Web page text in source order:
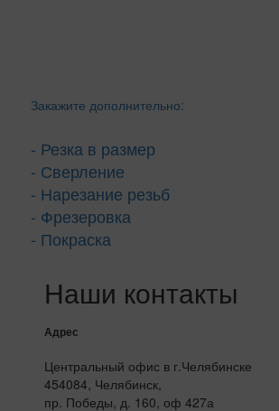
Закажите дополнительно:
- Резка в размер
- Сверление
- Нарезание резьб
- Фрезеровка
- Покраска
Наши контакты
Адрес
Центральный офис в г.Челябинске
454084, Челябинск,
пр. Победы, д. 160, оф 427а